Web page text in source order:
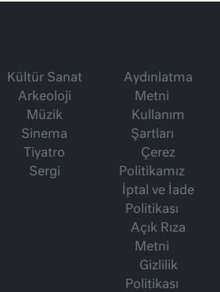
Kültür Sanat
Arkeoloji
Müzik
Sinema
Tiyatro
Sergi
Aydınlatma
Metni
Kullanım
Şartları
Çerez
Politikamız
İptal ve İade
Politikası
Açık Rıza
Metni
Gizlilik
Politikası